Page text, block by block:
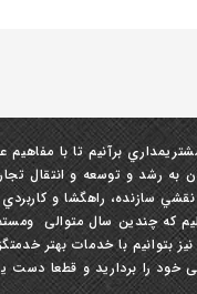
برآنيم تا با
رشد و توسعه و انتقال
سازنده، راهگشا و
که چندین سال متوالی
بتوانیم با خدمات بهتر
خود را بردارید و قطعا دست